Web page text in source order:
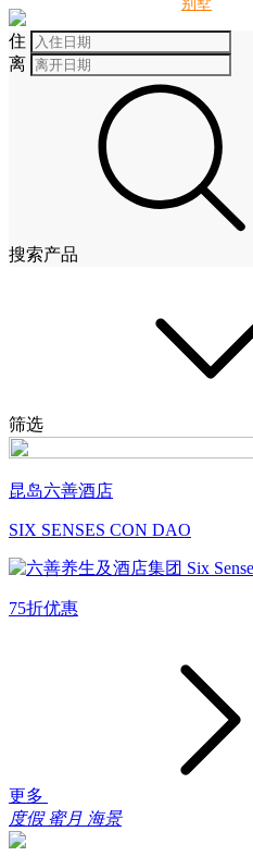
住
离
搜索产品
筛选
昆岛六善酒店
SIX SENSES CON DAO
75折优惠
更多
度假 蜜月 海景